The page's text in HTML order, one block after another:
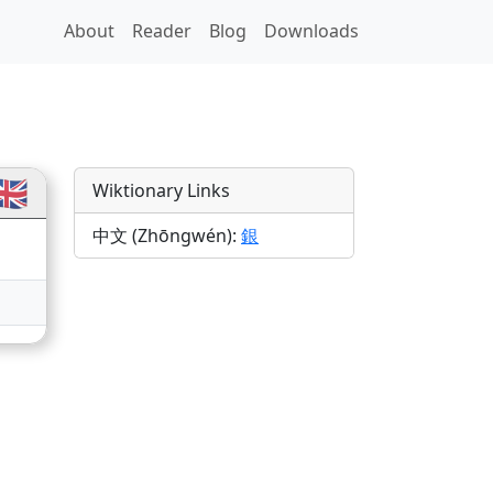
About Reader Blog Downloads
Wiktionary Links
中文 (Zhōngwén): 銀